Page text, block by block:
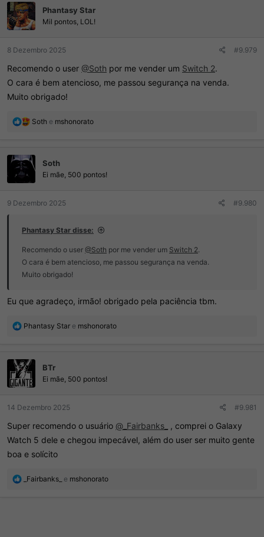
õ
e
s
Phantasy Star
Mil pontos, LOL!
8 Dezembro 2025 #9.979
Recomendo o user @Soth por me vender um Switch 2.
O cara é bem atencioso, me passou segurança na venda.
Muito obrigado!
R
ç
õ
e
s
Soth e mshonorato
Soth
Ei mãe, 500 pontos!
9 Dezembro 2025 #9.980
Phantasy Star disse:
Recomendo o user @Soth por me vender um Switch 2.
O cara é bem atencioso, me passou segurança na venda.
Muito obrigado!
Eu que agradeço, irmão! obrigado pela paciência tbm.
R
ç
õ
e
s
Phantasy Star e mshonorato
BTr
Ei mãe, 500 pontos!
14 Dezembro 2025 #9.981
Super recomendo o usuário @_Fairbanks_
, comprei o Galaxy
Watch 5 dele e chegou impecável, além do user ser muito gente
boa e solícito
R_Fairbanks_ e mshonorato